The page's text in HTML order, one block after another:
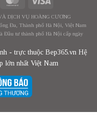
DỊCH VỤ HOÀNG CƯƠNG
Đa, Thành phố Hà Nội, Việt Nam
Đầu tư thành phố Hà Nội cấp ngày
- trực thuộc Bep365.vn Hệ
lớn nhất Việt Nam